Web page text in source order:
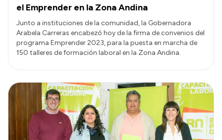
el Emprender en la Zona Andina
Junto a instituciones de la comunidad, la Gobernadora
Arabela Carreras encabezó hoy de la firma de convenios del
programa Emprender 2023, para la puesta en marcha de
150 talleres de formación laboral en la Zona Andina.